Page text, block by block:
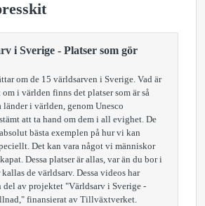
i Sverige - Platser som gör
om de 15 världsarven i Sverige. Vad är
i världen finns det platser som är så
länder i världen, genom Unesco
att ta hand om dem i all evighet. De
bästa exemplen på hur vi kan
Det kan vara något vi människor
Dessa platser är allas, var än du bor i
de världsarv. Dessa videos har
del av projektet "Världsarv i Sverige -
finansierat av Tillväxtverket.